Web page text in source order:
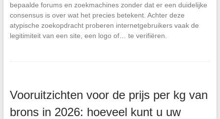
bepaalde forums en zoekmachines zonder dat er een duidelijke
consensus is over wat het precies betekent. Achter deze
atypische zoekopdracht proberen internetgebruikers vaak de
legitimiteit van een site, een logo of… te verifiëren.
Vooruitzichten voor de prijs per kg van
brons in 2026: hoeveel kunt u uw